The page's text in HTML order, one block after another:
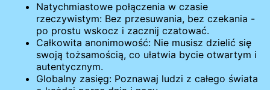
Natychmiastowe połączenia w czasie
rzeczywistym: Bez przesuwania, bez czekania -
po prostu wskocz i zacznij czatować.
Całkowita anonimowość: Nie musisz dzielić się
swoją tożsamością, co ułatwia bycie otwartym i
autentycznym.
Globalny zasięg: Poznawaj ludzi z całego świata